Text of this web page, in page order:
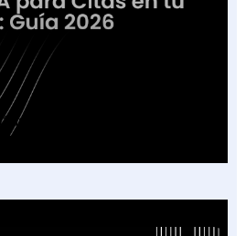
en tu IPS: Guía 2026